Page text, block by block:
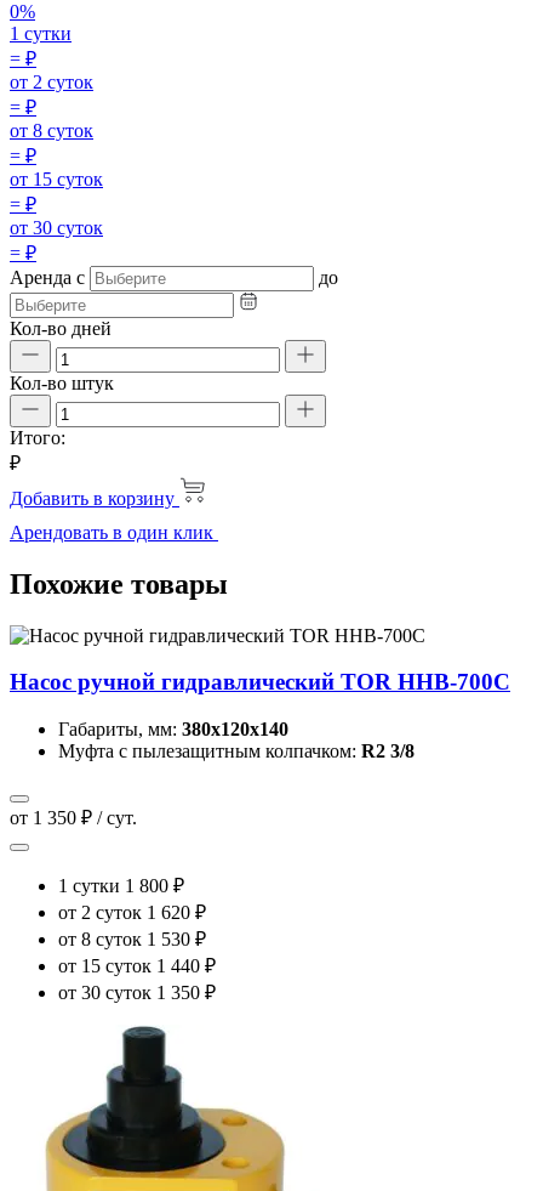
0%
1 сутки
= ₽
от 2 суток
= ₽
от 8 суток
= ₽
от 15 суток
= ₽
от 30 суток
= ₽
Аренда с до
Кол-во дней
Кол-во штук
Итого:
₽
Добавить в корзину
Арендовать в один клик
Похожие товары
Насос ручной гидравлический TOR HHB-700C
Габариты, мм: 380х120х140
Муфта с пылезащитным колпачком: R2 3/8
от 1 350 ₽ / сут.
1 сутки 1 800 ₽
от 2 суток 1 620 ₽
от 8 суток 1 530 ₽
от 15 суток 1 440 ₽
от 30 суток 1 350 ₽